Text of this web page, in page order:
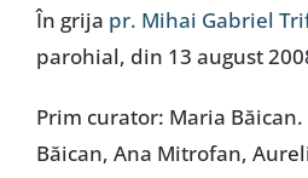
În grija pr. Mihai Gabriel
parohial, din 13 august
Prim curator: Maria
Băican, Ana Mitrofan,